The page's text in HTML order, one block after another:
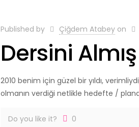
Published by Çiğdem Atabey on
Dersini
2010 benim için güzel bir yıldı,
olmanın verdiği netlikle hedefte /
Do you like it? 0